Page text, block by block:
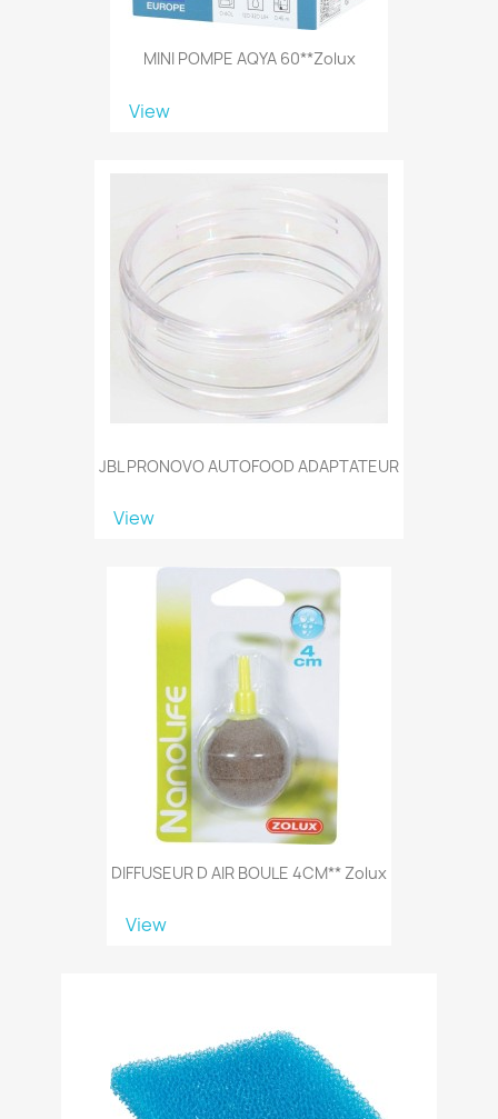
MINI POMPE AQYA 60**Zolux
View
JBL PRONOVO AUTOFOOD ADAPTATEUR
View
DIFFUSEUR D AIR BOULE 4CM** Zolux
View